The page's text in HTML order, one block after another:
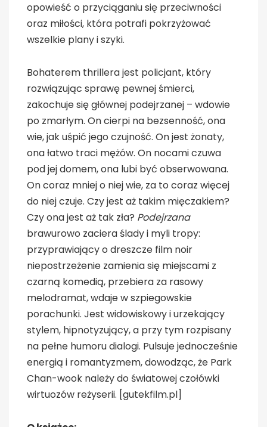
opowieść o przyciąganiu się przeciwności
oraz miłości, która potrafi pokrzyżować
wszelkie plany i szyki.
Bohaterem thrillera jest policjant, który
rozwiązując sprawę pewnej śmierci,
zakochuje się głównej podejrzanej – wdowie
po zmarłym. On cierpi na bezsenność, ona
wie, jak uśpić jego czujność. On jest żonaty,
ona łatwo traci mężów. On nocami czuwa
pod jej domem, ona lubi być obserwowana.
On coraz mniej o niej wie, za to coraz więcej
do niej czuje. Czy jest aż takim mięczakiem?
Czy ona jest aż tak zła? Podejrzana
brawurowo zaciera ślady i myli tropy:
przyprawiający o dreszcze film noir
niepostrzeżenie zamienia się miejscami z
czarną komedią, przebiera za rasowy
melodramat, wdaje w szpiegowskie
porachunki. Jest widowiskowy i urzekający
stylem, hipnotyzujący, a przy tym rozpisany
na pełne humoru dialogi. Pulsuje jednocześnie
energią i romantyzmem, dowodząc, że Park
Chan-wook należy do światowej czołówki
wirtuozów reżyserii. [gutekfilm.pl]